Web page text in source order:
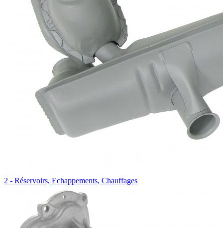
2 - Réservoirs, Echappements, Chauffages